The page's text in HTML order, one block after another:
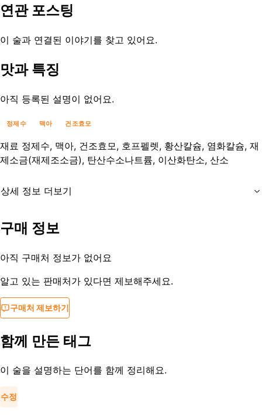
연관 포스팅
이 술과 연결된 이야기를 찾고 있어요.
맛과 특징
아직 등록된 설명이 없어요.
정제수 맥아 건조효모
재료 정제수, 맥아, 건조효모, 호프펠렛, 황산칼슘, 염화칼슘, 재
제소금(재제조소금), 탄산수소나트륨, 이산화탄소, 산소
상세 정보 더보기
등록일
구매 정보
아직 구매처 정보가 없어요
알고 있는 판매처가 있다면 제보해주세요.
구매처 제보하기
함께 만든 태그
이 술을 설명하는 단어를 함께 정리해요.
수정